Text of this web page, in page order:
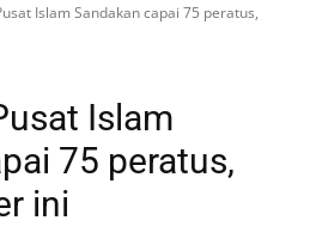
Islam Sandakan capai 75 peratus,
Islam
75 peratus,
ini